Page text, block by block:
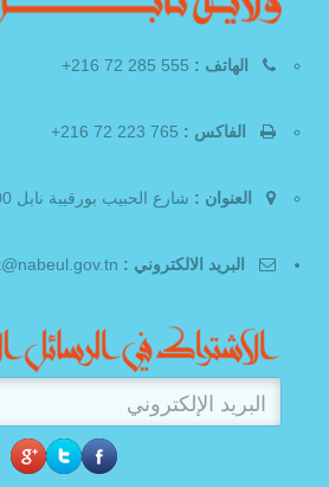
الهاتف :
الفاكس :
العنوان : شارع الحبيب بورقيبة نابل 8000
البريد الالكتروني :